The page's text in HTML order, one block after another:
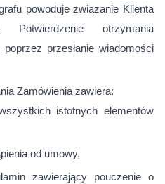
powoduje związanie Klienta
Potwierdzenie otrzymania
przesłanie wiadomości
Zamówienia zawiera:
istotnych elementów
od umowy,
zawierający pouczenie o